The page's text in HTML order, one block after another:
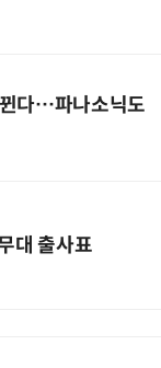
다…파나소닉도
대 출사표